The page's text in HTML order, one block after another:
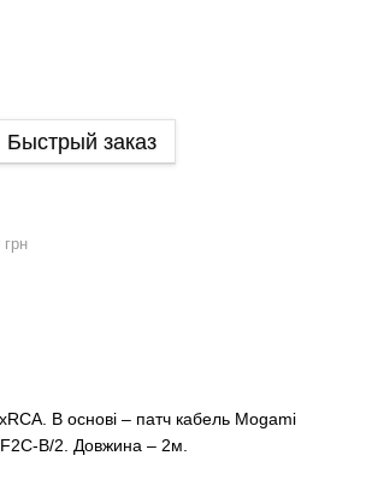
Быстрый заказ
В основі – патч кабель Mogami
B/2. Довжина – 2м.